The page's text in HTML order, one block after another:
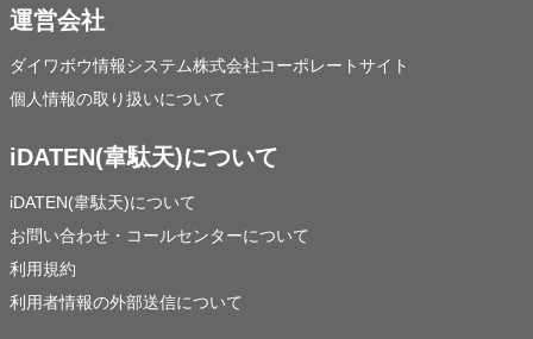
運営会社
ダイワボウ情報システム株式会社コーポレートサイト
個人情報の取り扱いについて
iDATEN(韋駄天)について
iDATEN(韋駄天)について
お問い合わせ・コールセンターについて
利用規約
利用者情報の外部送信について